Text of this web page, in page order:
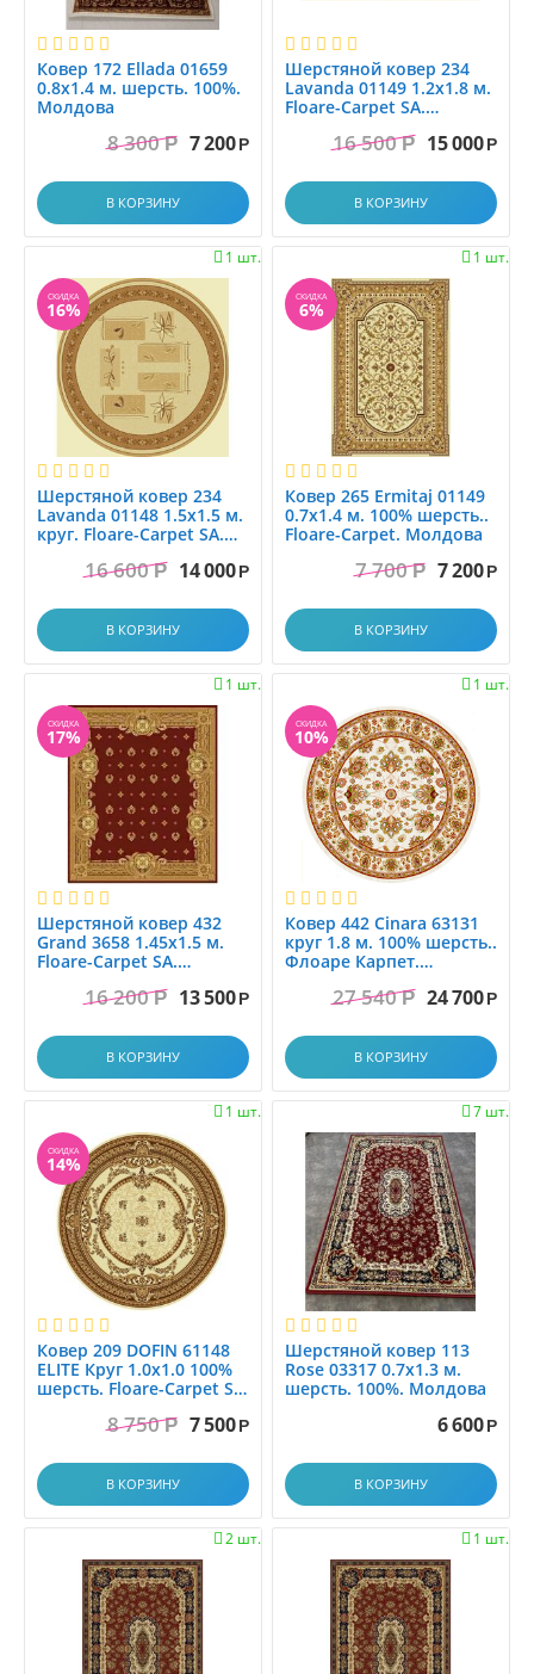
Ковер 172 Ellada 01659
0.8x1.4 м. шерсть. 100%.
Молдова
8 300 Р 7 200 Р
В КОРЗИНУ
Шерстяной ковер 234
Lavanda 01149 1.2x1.8 м.
Floare-Carpet SA.
16 500 Р 15 000 Р
В КОРЗИНУ
1 шт.

СКИДКА
16%
Шерстяной ковер 234
Lavanda 01148 1.5x1.5 м.
круг. Floare-Carpet SA.
16 600 Р 14 000 Р
В КОРЗИНУ
1 шт.

СКИДКА
6%
Ковер 265 Ermitaj 01149
0.7x1.4 м. 100% шерсть..
Floare-Carpet. Молдова
7 700 Р 7 200 Р
В КОРЗИНУ
1 шт.

СКИДКА
17%
Шерстяной ковер 432
Grand 3658 1.45x1.5 м.
Floare-Carpet SA.
16 200 Р 13 500 Р
В КОРЗИНУ
1 шт.

СКИДКА
10%
Ковер 442 Cinara 63131
круг 1.8 м. 100% шерсть..
Флоаре Карпет.
27 540 Р 24 700 Р
В КОРЗИНУ
1 шт.

СКИДКА
14%
Ковер 209 DOFIN 61148
ELITE Круг 1.0x1.0 100%
шерсть. Floare-Carpet SA.
8 750 Р 7 500 Р
В КОРЗИНУ
7 шт.

Шерстяной ковер 113
Rose 03317 0.7x1.3 м.
шерсть. 100%. Молдова
6 600 Р
В КОРЗИНУ
2 шт.
 1 шт.
